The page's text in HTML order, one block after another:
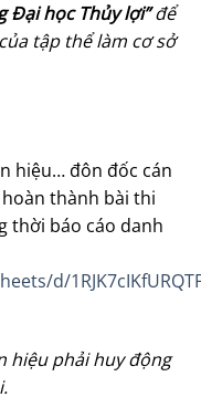
Đại học Thủy lợi”để
tập thể làm cơ sở
hiệu… đôn đốc cán
thành bài thi
thời báo cáo danh
d/
hiệu phải huy động